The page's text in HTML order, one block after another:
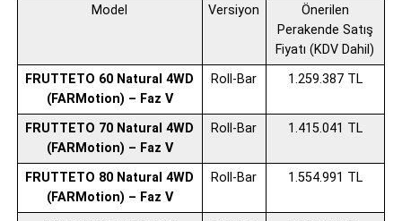
Model Versiyon
Önerilen
Perakende Satış
Fiyatı (KDV Dahil)
FRUTTETO 60 Natural 4WD
(FARMotion) – Faz V
Roll-Bar 1.259.387 TL
FRUTTETO 70 Natural 4WD
(FARMotion) – Faz V
Roll-Bar 1.415.041 TL
FRUTTETO 80 Natural 4WD
(FARMotion) – Faz V
Roll-Bar 1.554.991 TL